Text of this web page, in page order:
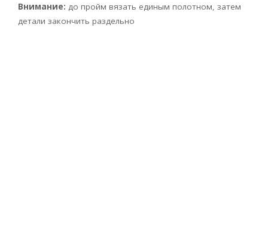
Внимание: до пройм вязать единым полотном, затем
детали закончить раздельно